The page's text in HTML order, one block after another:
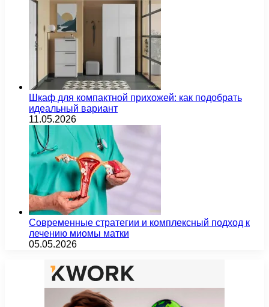
Шкаф для компактной прихожей: как подобрать
идеальный вариант
11.05.2026
Современные стратегии и комплексный подход к
лечению миомы матки
05.05.2026